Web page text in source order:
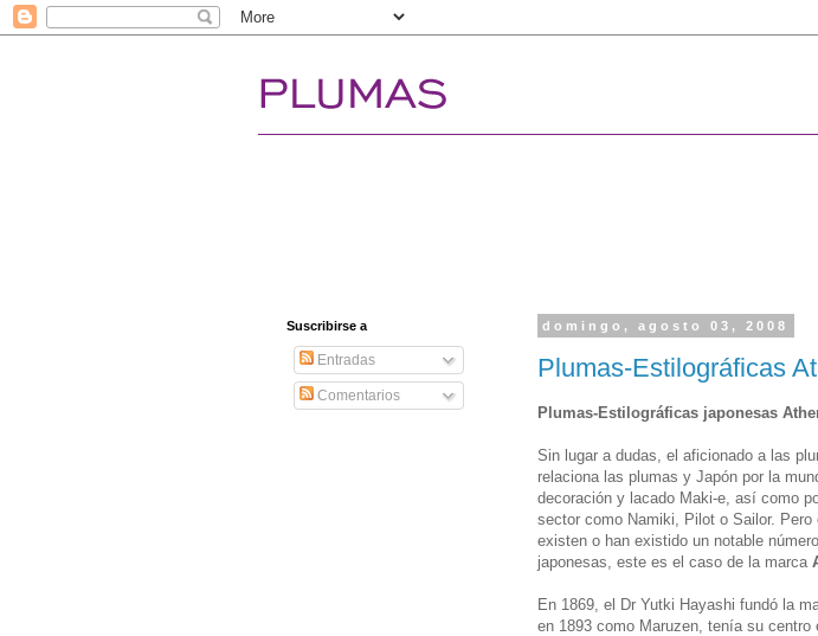
domingo, agosto 03, 2008
Plumas-Estilográficas
Plumas-Estilográficas japonesas
Sin lugar a dudas, el aficionado a las
relaciona las plumas y Japón por la
decoración y lacado Maki-e, así como
sector como Namiki, Pilot o Sailor. Pero
existen o han existido un notable
japonesas, este es el caso de la marca
En 1869, el Dr Yutki Hayashi fundó la
en 1893 como Maruzen, tenía su
Suscribirse a
Entradas
Comentarios